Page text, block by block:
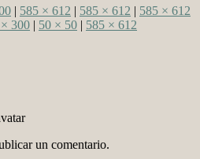
| 585 × 612 | 585 × 612 | 585 × 612
300 | 50 × 50 | 585 × 612
un comentario.